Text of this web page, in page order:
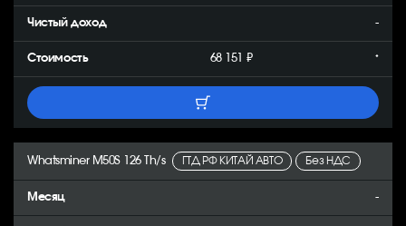
-
68 151 ₽ *
Whatsminer M50S 126 Th/s ГТД РФ КИТАЙ АВТО Без НДС
-